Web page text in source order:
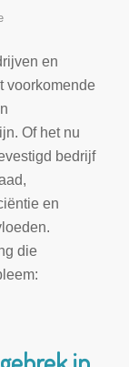
en
voorkomende
Of het nu
bedrijf
en
die